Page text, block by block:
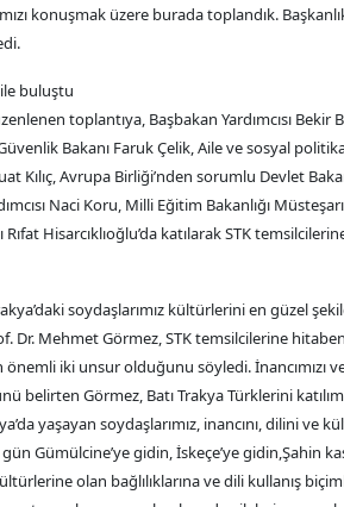
konuşmak üzere burada toplandık.
buluştu
toplantıya, Başbakan Yardımcısı Bekir
Bakanı Faruk Çelik, Aile ve sosyal
Kılıç, Avrupa Birliği’nden sorumlu Devlet
Naci Koru, Milli Eğitim Bakanlığı
Rıfat Hisarcıklıoğlu’da katılarak STK
soydaşlarımız kültürlerini en güzel
Dr. Mehmet Görmez, STK temsilcilerine
iki unsur olduğunu söyledi. İnancımızı
belirten Görmez, Batı Trakya Türklerini
yaşayan soydaşlarımız, inancını, dilini
Gümülcine’ye gidin, İskeçe’ye gidin,Şahin
olan bağlılıklarına ve dili kullanış